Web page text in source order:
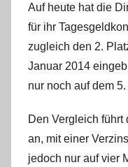
Auf heute hat die
für ihr
zugleich den 2.
Januar 2014
nur noch auf dem
Den Vergleich
an, mit einer
jedoch nur auf vier